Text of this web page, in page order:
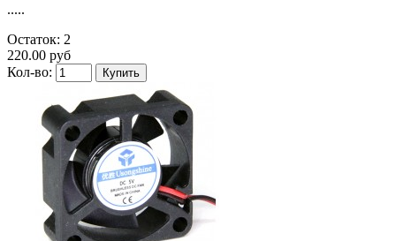
.....
Остаток: 2
220.00 руб
Кол-во: